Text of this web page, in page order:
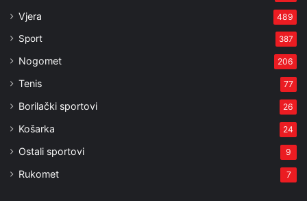
Vjera 489
Sport 387
Nogomet 206
Tenis 77
Borilački sportovi 26
Košarka 24
Ostali sportovi 9
Rukomet 7